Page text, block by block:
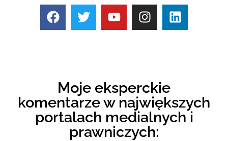
Moje eksperckie
komentarze w największych
portalach medialnych i
prawniczych: